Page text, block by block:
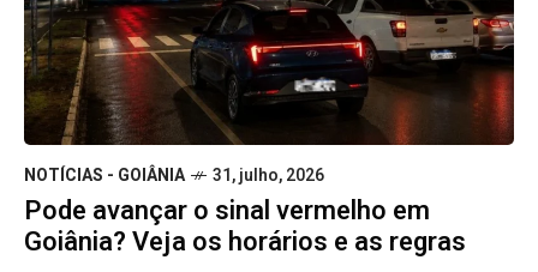
NOTÍCIAS - GOIÂNIA 31, julho, 2026
Pode avançar o sinal vermelho em
Goiânia? Veja os horários e as regras